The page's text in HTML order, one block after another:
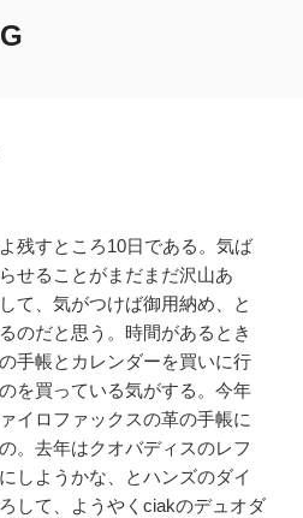
残すところ10日である。気ば
せることがまだまだ沢山あ
て、気がつけば御用納め、と
のだと思う。時間があるとき
手帳とカレンダーを買いに行
を買っている気がする。今年
イロファックスの革の手帳に
。去年はクオバディスのレフ
しようかな、とハンズのダイ
して、ようやくciakのデュオダ